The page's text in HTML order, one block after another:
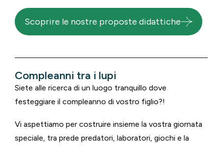
Scoprire le nostre proposte didattiche
Compleanni tra i lupi
Siete alle ricerca di un luogo tranquillo dove
festeggiare il compleanno di vostro figlio?!
Vi aspettiamo per costruire insieme la vostra giornata
speciale, tra prede predatori, laboratori, giochi e la